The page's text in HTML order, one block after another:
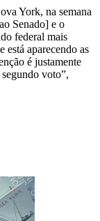
York, na semana
Senado] e o
federal mais
aparecendo as
é justamente
voto”,